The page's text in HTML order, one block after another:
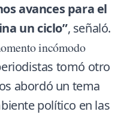
avances para el
un ciclo”, señaló.
incómodo
tomó otro
abordó un tema
político en las